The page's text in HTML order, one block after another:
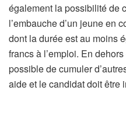
également la possibilité de
l’embauche d’un jeune en
dont la durée est au moins
francs à l’emploi. En
possible de cumuler
aide et le candidat doit être